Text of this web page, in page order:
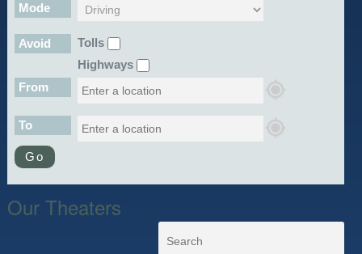
Mode
Avoid
Tolls
Highways
From
To
Go
Our Theaters